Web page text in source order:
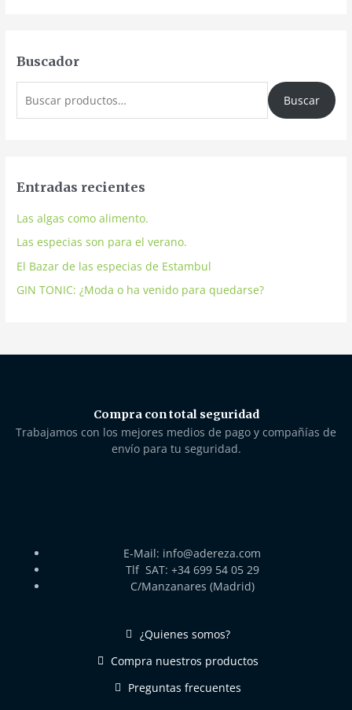
Buscador
Buscar
Entradas recientes
Las algas como alimento.
Las especias son para el verano.
El Bazar de las especias de Estambul
GIN TONIC: ¿Moda o ha venido para quedarse?
Compra con total seguridad
Trabajamos con los mejores medios de pago y compañías de
envío para tu seguridad.
E-Mail: info@adereza.com
Tlf SAT: +34 699 54 05 29
C/Manzanares (Madrid)
¿Quienes somos?
Compra nuestros productos
Preguntas frecuentes